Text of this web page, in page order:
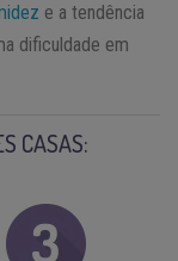
e a tendência
dificuldade em
CASAS: